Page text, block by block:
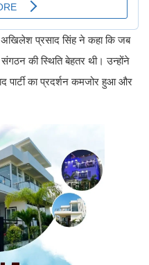
अखिलेश प्रसाद सिंह ने कहा कि जब
की स्थिति बेहतर थी। उन्होंने
पार्टी का प्रदर्शन कमजोर हुआ और